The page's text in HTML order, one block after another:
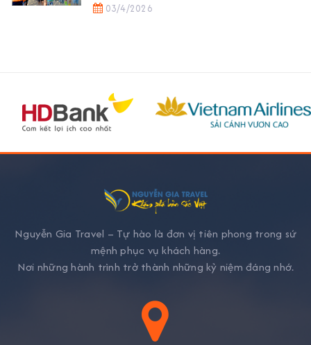
03/4/2026
Nguyễn Gia Travel – Tự hào là đơn vị tiên phong trong sứ
mệnh phục vụ khách hàng.
Nơi những hành trình trở thành những kỷ niệm đáng nhớ.